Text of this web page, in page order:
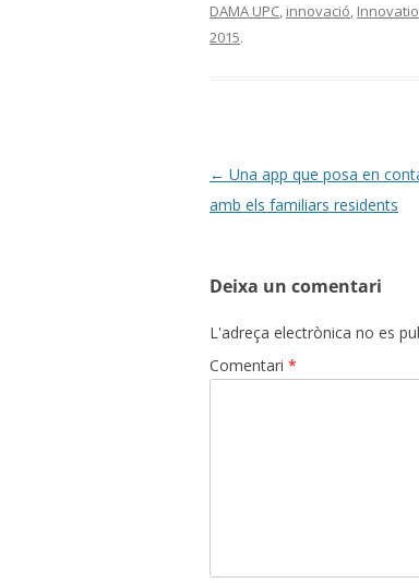
DAMA UPC, innovació,
2015.
Navegació
per
← Una app que posa en
amb els familiars residents
Deixa un comentari
L'adreça electrònica no es
Comentari *